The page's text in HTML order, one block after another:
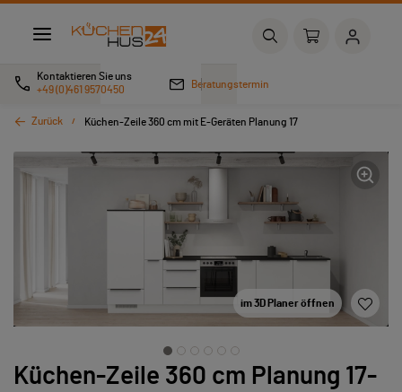
Kontaktieren Sie uns
+49 (0)461 9570450
Beratungstermin
Zurück Küchen-Zeile 360 cm mit E-Geräten Planung 17
im 3D Planer öffnen
Küchen-Zeile 360 cm Planung 17-